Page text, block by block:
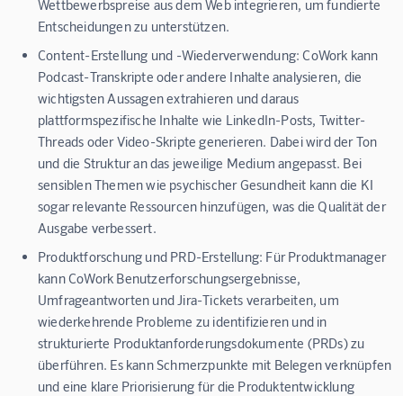
Wettbewerbspreise aus dem Web integrieren, um fundierte
Entscheidungen zu unterstützen.
Content-Erstellung und -Wiederverwendung: CoWork kann
Podcast-Transkripte oder andere Inhalte analysieren, die
wichtigsten Aussagen extrahieren und daraus
plattformspezifische Inhalte wie LinkedIn-Posts, Twitter-
Threads oder Video-Skripte generieren. Dabei wird der Ton
und die Struktur an das jeweilige Medium angepasst. Bei
sensiblen Themen wie psychischer Gesundheit kann die KI
sogar relevante Ressourcen hinzufügen, was die Qualität der
Ausgabe verbessert.
Produktforschung und PRD-Erstellung: Für Produktmanager
kann CoWork Benutzerforschungsergebnisse,
Umfrageantworten und Jira-Tickets verarbeiten, um
wiederkehrende Probleme zu identifizieren und in
strukturierte Produktanforderungsdokumente (PRDs) zu
überführen. Es kann Schmerzpunkte mit Belegen verknüpfen
und eine klare Priorisierung für die Produktentwicklung